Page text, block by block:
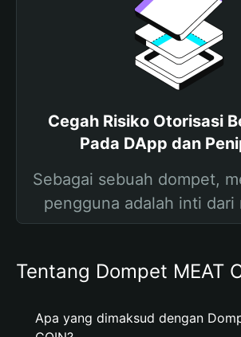
Cegah Risiko Otorisasi
Pada DApp dan
Sebagai sebuah dompet,
pengguna adalah inti dari
Tentang Dompet MEAT
Apa yang dimaksud dengan